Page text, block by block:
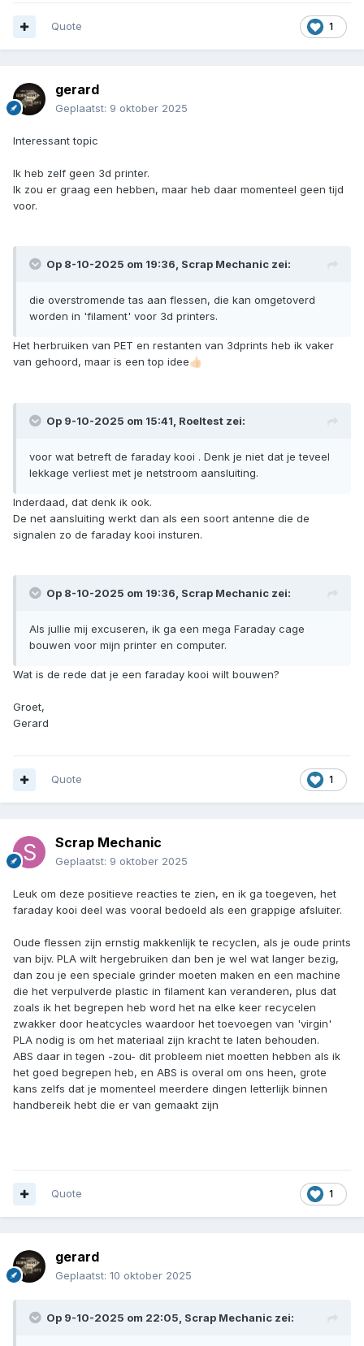
1
Quote
gerard
Geplaatst: 9 oktober 2025
Interessant topic
Ik heb zelf geen 3d printer.
Ik zou er graag een hebben, maar heb daar momenteel geen tijd
voor.
Op 8-10-2025 om 19:36, Scrap Mechanic zei:
die overstromende tas aan flessen, die kan omgetoverd
worden in 'filament' voor 3d printers.
Het herbruiken van PET en restanten van 3dprints heb ik vaker
van gehoord, maar is een top idee👍🏻
Op 9-10-2025 om 15:41, Roeltest zei:
voor wat betreft de faraday kooi . Denk je niet dat je teveel
lekkage verliest met je netstroom aansluiting.
Inderdaad, dat denk ik ook.
De net aansluiting werkt dan als een soort antenne die de
signalen zo de faraday kooi insturen.
Op 8-10-2025 om 19:36, Scrap Mechanic zei:
Als jullie mij excuseren, ik ga een mega Faraday cage
bouwen voor mijn printer en computer.
Wat is de rede dat je een faraday kooi wilt bouwen?
Groet,
Gerard
1
Quote
Scrap Mechanic
Geplaatst: 9 oktober 2025
Leuk om deze positieve reacties te zien, en ik ga toegeven, het
faraday kooi deel was vooral bedoeld als een grappige afsluiter.
Oude flessen zijn ernstig makkenlijk te recyclen, als je oude prints
van bijv. PLA wilt hergebruiken dan ben je wel wat langer bezig,
dan zou je een speciale grinder moeten maken en een machine
die het verpulverde plastic in filament kan veranderen, plus dat
zoals ik het begrepen heb word het na elke keer recycelen
zwakker door heatcycles waardoor het toevoegen van 'virgin'
PLA nodig is om het materiaal zijn kracht te laten behouden.
ABS daar in tegen -zou- dit probleem niet moetten hebben als ik
het goed begrepen heb, en ABS is overal om ons heen, grote
kans zelfs dat je momenteel meerdere dingen letterlijk binnen
handbereik hebt die er van gemaakt zijn
1
Quote
gerard
Geplaatst: 10 oktober 2025
Op 9-10-2025 om 22:05, Scrap Mechanic zei: